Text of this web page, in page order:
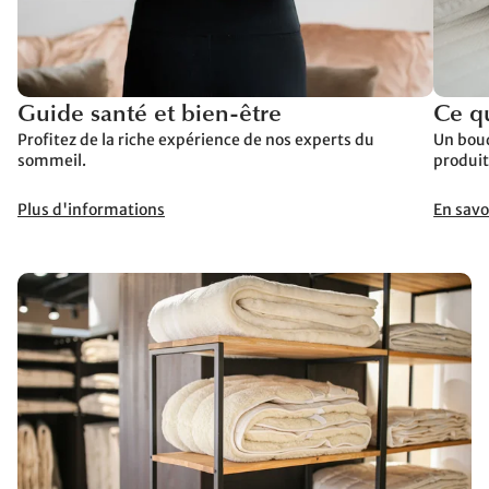
Guide santé et bien-être
Profitez de la riche expérience de nos experts du
sommeil.
Plus d'informations
Ce
Un
En